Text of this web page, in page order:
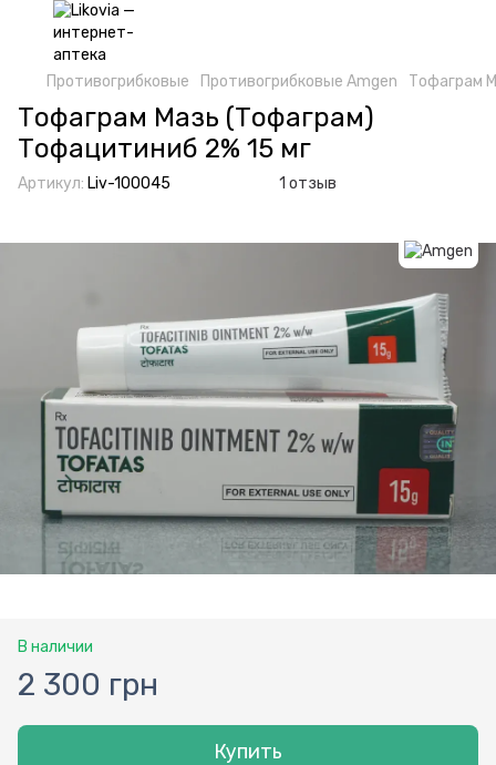
Противогрибковые Противогрибковые Amgen Тофаграм
Тофаграм Мазь (Тофаграм)
Тофацитиниб 2% 15 мг
Артикул: Liv-100045 1 отзыв
В наличии
2 300 грн
Купить